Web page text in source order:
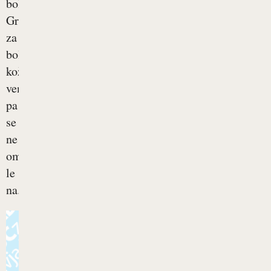
bolezen.
Gre
za
bolezen
kože,
vendar
pa
se
ne
omejuje
le
na...